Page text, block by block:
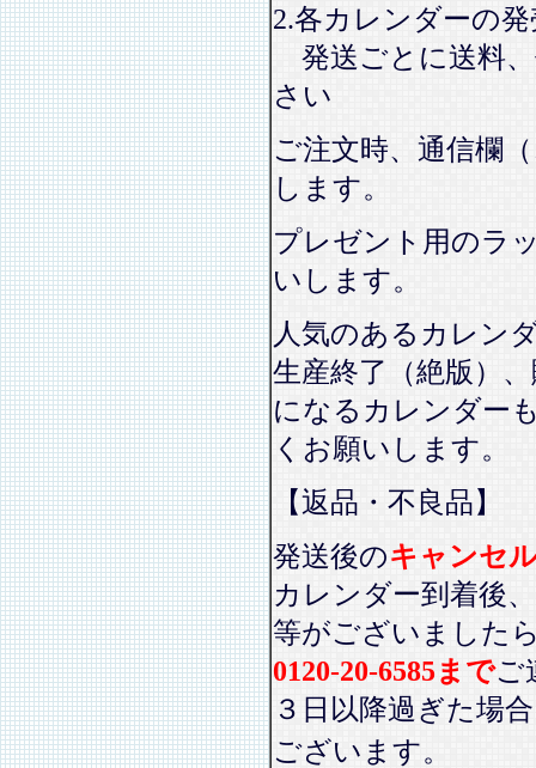
2.各カレンダーの
発送ごとに送料
さい
ご注文時、通信欄
します。
プレゼント用のラ
いします。
人気のあるカレン
生産終了（絶版）
になるカレンダー
くお願いします。
【返品・不良品】
発送後のキャンセ
カレンダー到着後、
等がございました
0120-20-6585までご
３日以降過ぎた場
ございます。